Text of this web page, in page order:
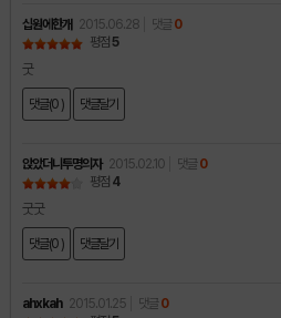
십원에한개 2015.06.28 댓글 0
평점 5
굿
댓글(0 ) 댓글달기
앉았더니투명의자 2015.02.10 댓글 0
평점 4
굿굿
댓글(0 ) 댓글달기
ahxkah 2015.01.25 댓글 0